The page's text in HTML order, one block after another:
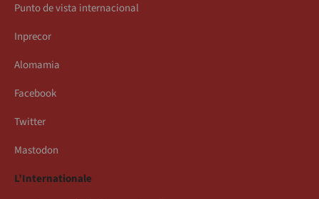
Punto de vista internacional
Inprecor
Alomamia
Facebook
Twitter
Mastodon
L’Internationale